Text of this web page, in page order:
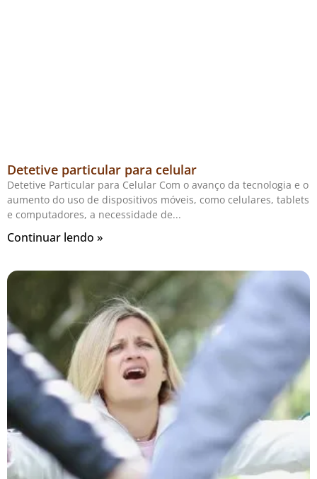
Detetive particular para celular
Detetive Particular para Celular Com o avanço da tecnologia e o
aumento do uso de dispositivos móveis, como celulares, tablets
e computadores, a necessidade de
Continuar lendo »